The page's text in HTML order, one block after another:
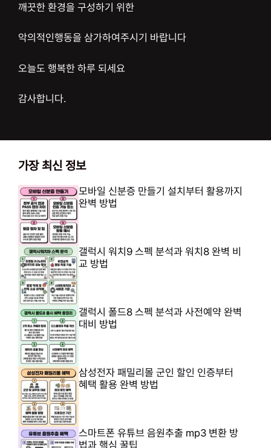
깨끗한 환경을 구성하기 위한
악의적인행동을 삼가하여주시기 바랍니다
오늘도 행복한 하루 되세요
감사합니다.
가장 최신 정보
모바일 신분증 만들기 설치부터 활용까지
완벽 방법
갤럭시 워치9 스펙 분석과 워치8 완벽 비
교 방법
갤럭시 폴드8 스펙 분석과 사전예약 완벽
대비 방법
삼성전자 패밀리몰 군인 할인 인증부터
혜택 활용 완벽 방법
스마트폰 유튜브 음원추출 mp3 변환 방
법과 핵심 꿀팁